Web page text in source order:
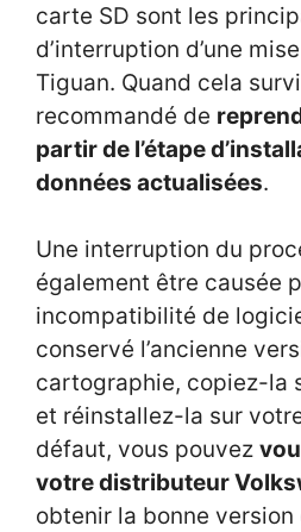
carte SD sont les
d’interruption d’une
Tiguan. Quand cela
recommandé de
partir de l’étape
données actualisées.
Une interruption du
également être causée
incompatibilité de
conservé l’ancienne
cartographie, copiez-la
et réinstallez-la sur
défaut, vous pouvez
votre distributeur
obtenir la bonne